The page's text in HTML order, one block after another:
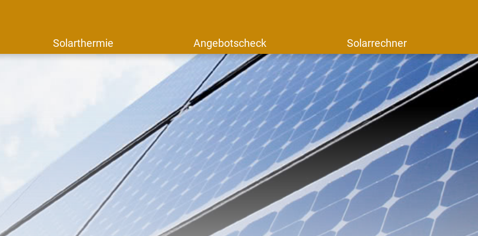
Solarthermie Angebotscheck Solarrechner